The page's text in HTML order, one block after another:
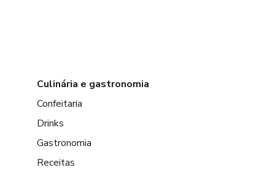
Culinária e gastronomia
Confeitaria
Drinks
Gastronomia
Receitas